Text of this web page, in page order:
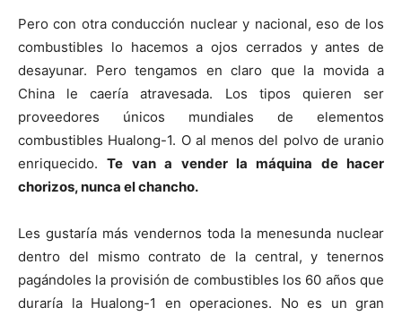
Pero con otra conducción nuclear y nacional, eso de los
combustibles lo hacemos a ojos cerrados y antes de
desayunar. Pero tengamos en claro que la movida a
China le caería atravesada. Los tipos quieren ser
proveedores únicos mundiales de elementos
combustibles Hualong-1. O al menos del polvo de uranio
enriquecido.Te van a vender la máquina de hacer
chorizos, nunca el chancho.
Les gustaría más vendernos toda la menesunda nuclear
dentro del mismo contrato de la central, y tenernos
pagándoles la provisión de combustibles los 60 años que
duraría la Hualong-1 en operaciones. No es un gran